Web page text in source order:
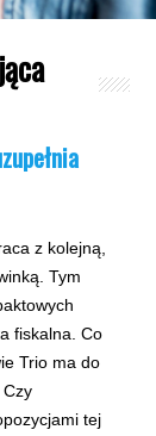
z kolejną,
Tym
fiskalna. Co
Trio ma do
Czy
tej